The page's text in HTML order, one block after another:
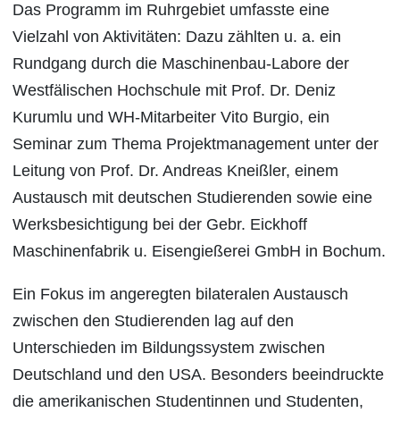
Das Programm im Ruhrgebiet umfasste eine
Vielzahl von Aktivitäten: Dazu zählten u. a. ein
Rundgang durch die Maschinenbau-Labore der
Westfälischen Hochschule mit Prof. Dr. Deniz
Kurumlu und WH-Mitarbeiter Vito Burgio, ein
Seminar zum Thema Projektmanagement unter der
Leitung von Prof. Dr. Andreas Kneißler, einem
Austausch mit deutschen Studierenden sowie eine
Werksbesichtigung bei der Gebr. Eickhoff
Maschinenfabrik u. Eisengießerei GmbH in Bochum.
Ein Fokus im angeregten bilateralen Austausch
zwischen den Studierenden lag auf den
Unterschieden im Bildungssystem zwischen
Deutschland und den USA. Besonders beeindruckte
die amerikanischen Studentinnen und Studenten,